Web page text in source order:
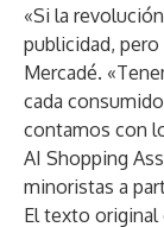
«Si la
publicidad, pero
Mercadé.
cada
contamos con
AI Shopping
minoristas a
El texto